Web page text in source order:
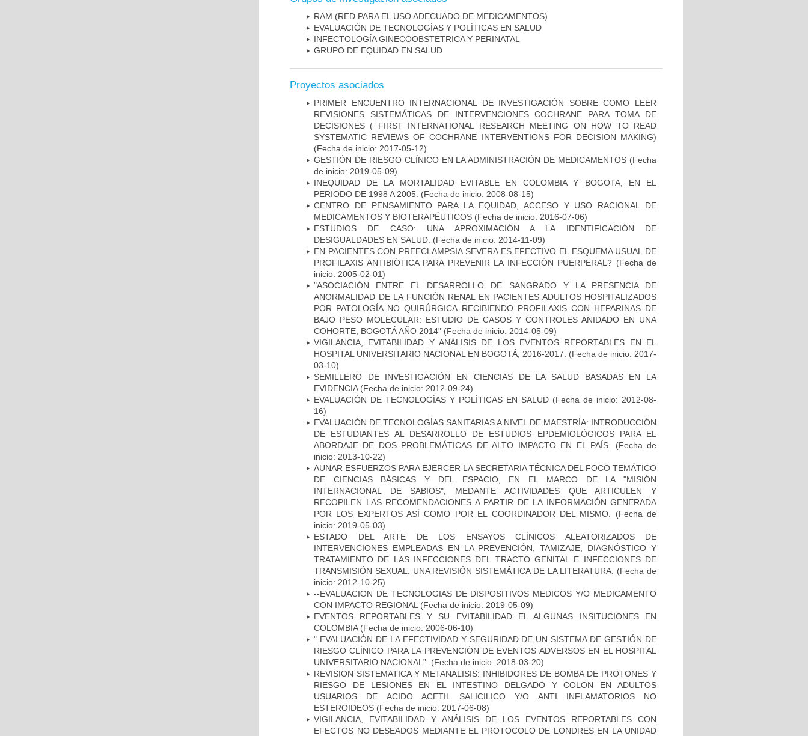
RAM (RED PARA EL USO ADECUADO DE MEDICAMENTOS)
EVALUACIÓN DE TECNOLOGÍAS Y POLÍTICAS EN SALUD
INFECTOLOGÍA GINECOOBSTETRICA Y PERINATAL
GRUPO DE EQUIDAD EN SALUD
Proyectos asociados
PRIMER ENCUENTRO INTERNACIONAL DE INVESTIGACIÓN SOBRE COMO LEER
REVISIONES SISTEMÁTICAS DE INTERVENCIONES COCHRANE PARA TOMA DE
DECISIONES ( FIRST INTERNATIONAL RESEARCH MEETING ON HOW TO READ
SYSTEMATIC REVIEWS OF COCHRANE INTERVENTIONS FOR DECISION MAKING)
(Fecha de inicio: 2017-05-12)
GESTIÓN DE RIESGO CLÍNICO EN LA ADMINISTRACIÓN DE MEDICAMENTOS (Fecha
de inicio: 2019-05-09)
INEQUIDAD DE LA MORTALIDAD EVITABLE EN COLOMBIA Y BOGOTA, EN EL
PERIODO DE 1998 A 2005. (Fecha de inicio: 2008-08-15)
CENTRO DE PENSAMIENTO PARA LA EQUIDAD, ACCESO Y USO RACIONAL DE
MEDICAMENTOS Y BIOTERAPÉUTICOS (Fecha de inicio: 2016-07-06)
ESTUDIOS DE CASO: UNA APROXIMACIÓN A LA IDENTIFICACIÓN DE
DESIGUALDADES EN SALUD. (Fecha de inicio: 2014-11-09)
EN PACIENTES CON PREECLAMPSIA SEVERA ES EFECTIVO EL ESQUEMA USUAL DE
PROFILAXIS ANTIBIÓTICA PARA PREVENIR LA INFECCIÓN PUERPERAL? (Fecha de
inicio: 2005-02-01)
"ASOCIACIÓN ENTRE EL DESARROLLO DE SANGRADO Y LA PRESENCIA DE
ANORMALIDAD DE LA FUNCIÓN RENAL EN PACIENTES ADULTOS HOSPITALIZADOS
POR PATOLOGÍA NO QUIRÚRGICA RECIBIENDO PROFILAXIS CON HEPARINAS DE
BAJO PESO MOLECULAR: ESTUDIO DE CASOS Y CONTROLES ANIDADO EN UNA
COHORTE, BOGOTÁ AÑO 2014" (Fecha de inicio: 2014-05-09)
VIGILANCIA, EVITABILIDAD Y ANÁLISIS DE LOS EVENTOS REPORTABLES EN EL
HOSPITAL UNIVERSITARIO NACIONAL EN BOGOTÁ, 2016-2017.
(Fecha de inicio: 2017-
03-10)
SEMILLERO DE INVESTIGACIÓN EN CIENCIAS DE LA SALUD BASADAS EN LA
EVIDENCIA(Fecha de inicio: 2012-09-24)
EVALUACIÓN DE TECNOLOGÍAS Y POLÍTICAS EN SALUD (Fecha de inicio: 2012-08-
16)
EVALUACIÓN DE TECNOLOGÍAS SANITARIAS A NIVEL DE MAESTRÍA: INTRODUCCIÓN
DE ESTUDIANTES AL DESARROLLO DE ESTUDIOS EPDEMIOLÓGICOS PARA EL
ABORDAJE DE DOS PROBLEMÁTICAS DE ALTO IMPACTO EN EL PAÍS.
(Fecha de
inicio: 2013-10-22)
AUNAR ESFUERZOS PARA EJERCER LA SECRETARIA TÉCNICA DEL FOCO TEMÁTICO
DE CIENCIAS BÁSICAS Y DEL ESPACIO, EN EL MARCO DE LA "MISIÓN
INTERNACIONAL DE SABIOS", MEDANTE ACTIVIDADES QUE ARTICULEN Y
RECOPILEN LAS RECOMENDACIONES A PARTIR DE LA INFORMACIÓN GENERADA
POR LOS EXPERTOS ASÍ COMO POR EL COORDINADOR DEL MISMO.
(Fecha de
inicio: 2019-05-03)
ESTADO DEL ARTE DE LOS ENSAYOS CLÍNICOS ALEATORIZADOS DE
INTERVENCIONES EMPLEADAS EN LA PREVENCIÓN, TAMIZAJE, DIAGNÓSTICO Y
TRATAMIENTO DE LAS INFECCIONES DEL TRACTO GENITAL E INFECCIONES DE
TRANSMISIÓN SEXUAL: UNA REVISIÓN SISTEMÁTICA DE LA LITERATURA.
(Fecha de
inicio: 2012-10-25)
--EVALUACION DE TECNOLOGIAS DE DISPOSITIVOS MEDICOS Y/O MEDICAMENTO
CON IMPACTO REGIONAL (Fecha de inicio: 2019-05-09)
EVENTOS REPORTABLES Y SU EVITABILIDAD EL ALGUNAS INSITUCIONES EN
COLOMBIA (Fecha de inicio: 2006-06-10)
" EVALUACIÓN DE LA EFECTIVIDAD Y SEGURIDAD DE UN SISTEMA DE GESTIÓN DE
RIESGO CLÍNICO PARA LA PREVENCIÓN DE EVENTOS ADVERSOS EN EL HOSPITAL
UNIVERSITARIO NACIONAL”. (Fecha de inicio: 2018-03-20)
REVISION SISTEMATICA Y METANALISIS: INHIBIDORES DE BOMBA DE PROTONES Y
RIESGO DE LESIONES EN EL INTESTINO DELGADO Y COLON EN ADULTOS
USUARIOS DE ACIDO ACETIL SALICILICO Y/O ANTI INFLAMATORIOS NO
ESTEROIDEOS (Fecha de inicio: 2017-06-08)
VIGILANCIA, EVITABILIDAD Y ANÁLISIS DE LOS EVENTOS REPORTABLES CON
EFECTOS NO DESEADOS MEDIANTE EL PROTOCOLO DE LONDRES EN LA UNIDAD